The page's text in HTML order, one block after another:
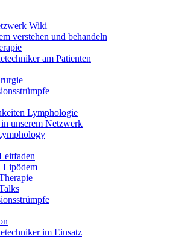
Wiki
verstehen und behandeln
am Patienten
Lymphologie
unserem Netzwerk
Lipödem
im Einsatz